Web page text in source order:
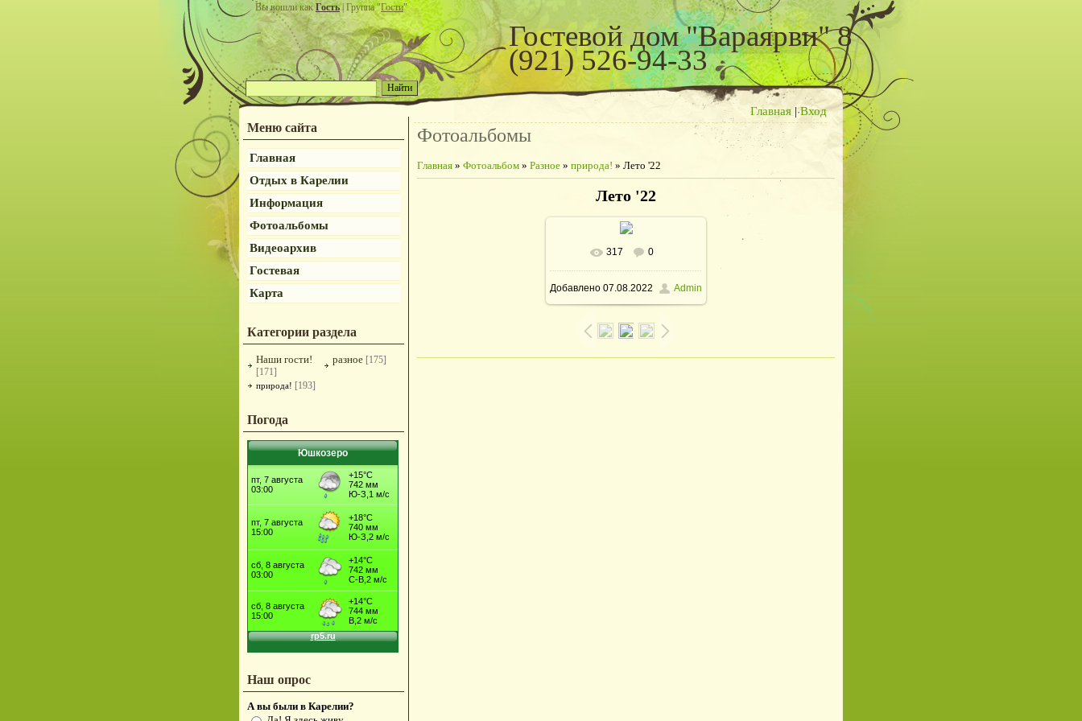
Вы вошли какГость| Группа "Гости"
Гостевой дом "Вараярви" 8
(921) 526-94-33
Главная |Вход
Меню сайта
Главная
Отдых в Карелии
Информация
Фотоальбомы
Видеоархив
Гостевая
Карта
Категории раздела
Наши гости!
[171]
разное [175]
природа! [193]
Погода
Юшкозеро
Наш опрос
А вы были в Карелии?
Фотоальбомы
Главная » Фотоальбом » Разное » природа! » Лето '22
Лето '22
В реальном размере
958x1280/ 170.2Kb
317 0
Добавлено 07.08.2022 Admin